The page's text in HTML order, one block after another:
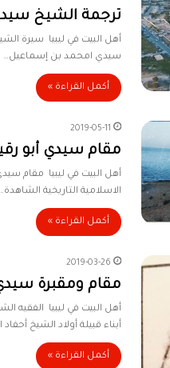
ترجمة الشيخ
أهل البيت في ليبيا سيرة
سيدي امحمد بن إسماعيل…
أكمل القراءة »
2019-05-11
مقام سيدي أبو
أهل البيت في ليبيا مقام
الاسلامية التاريخية الشاهدة…
أكمل القراءة »
2019-03-26
مقام ومقبرة
أبناء قبيلة أولاد الشيخ
أكمل القراءة »